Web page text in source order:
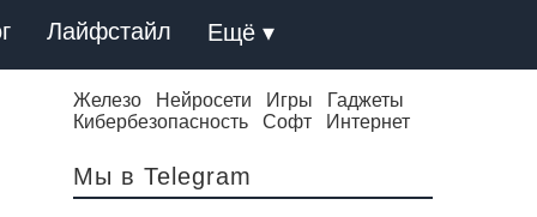
Лайфстайл Ещё ▾
Железо Нейросети Игры
Гаджеты
Кибербезопасность
Софт Интернет
Мы в Telegram